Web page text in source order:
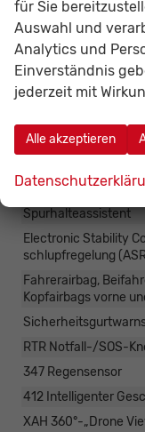
RTK Uconnect
12-V-Anschluss
Sicherheit &
9Z0 Passive Entry
Spurhalteassistent
Electronic Stability
schlupfregelung
Fahrerairbag,
Kopfairbags vorne
RTR Notfall-/SOS-
347 Regensensor
412 Intelligenter
XAH 360°-„Drone
für Sie
Auswahl und
Analytics und
Einverständnis
jederzeit mit
Alle akzeptieren